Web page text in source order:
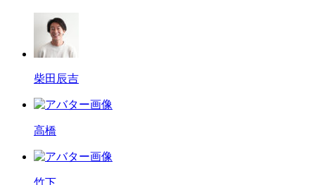
柴田辰吉
高橋
竹下